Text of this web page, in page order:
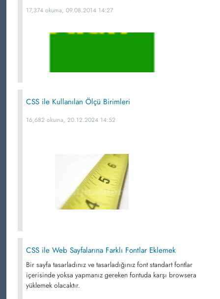
17,374 okuma, 09.08.2014 14:27
CSS ile Kullanılan Ölçü Birimleri
16,682 okuma, 20.12.2024 14:52
CSS ile Web Sayfalarına Farklı Fontlar Eklemek
Bir sayfa tasarladınız ve tasarladığınız font standart fontlar
içerisinde yoksa yapmanız gereken fontuda karşı browsera
yüklemek olacaktır.